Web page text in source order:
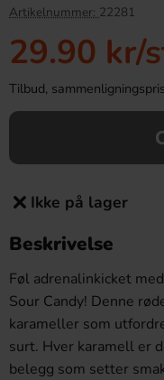
Köp
Artikelnummer: 22281
29.90 kr/
Tilbud,
Ikke på lager
Beskrivelse
Føl adrenalinkicket
Sour Candy! Denne
karameller som
surt. Hver karamell er
belegg som setter